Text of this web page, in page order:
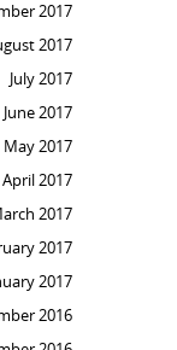
2017
2017
July 2017
June 2017
May 2017
April 2017
2017
2017
2017
2016